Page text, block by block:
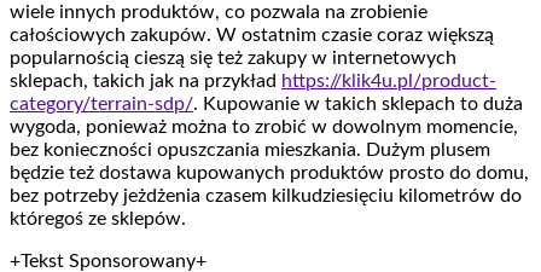
wiele innych produktów, co pozwala na zrobienie
całościowych zakupów. W ostatnim czasie coraz większą
popularnością cieszą się też zakupy w internetowych
sklepach, takich jak na przykład https://klik4u.pl/product-
category/terrain-sdp/. Kupowanie w takich sklepach to duża
wygoda, ponieważ można to zrobić w dowolnym momencie,
bez konieczności opuszczania mieszkania. Dużym plusem
będzie też dostawa kupowanych produktów prosto do domu,
bez potrzeby jeżdżenia czasem kilkudziesięciu kilometrów do
któregoś ze sklepów.
+Tekst Sponsorowany+